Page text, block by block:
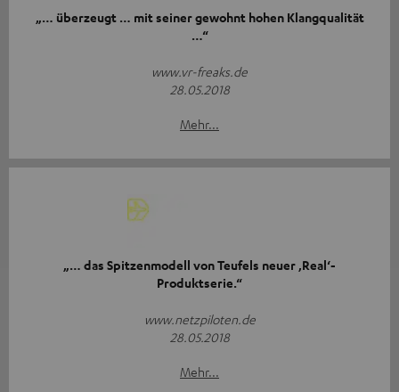
„… überzeugt … mit seiner gewohnt hohen Klangqualität
…“
www.vr-freaks.de
28.05.2018
Mehr...
„… das Spitzenmodell von Teufels neuer ‚Real‘-
Produktserie.“
www.netzpiloten.de
28.05.2018
Mehr...